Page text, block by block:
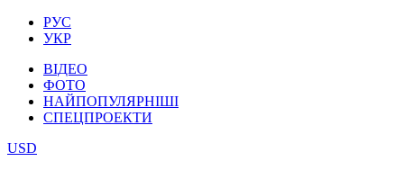
РУС
УКР
ВІДЕО
ФОТО
НАЙПОПУЛЯРНІШІ
СПЕЦПРОЕКТИ
USD